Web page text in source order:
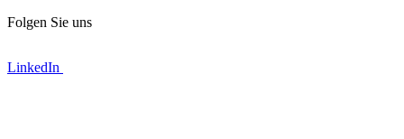
Folgen Sie uns
LinkedIn